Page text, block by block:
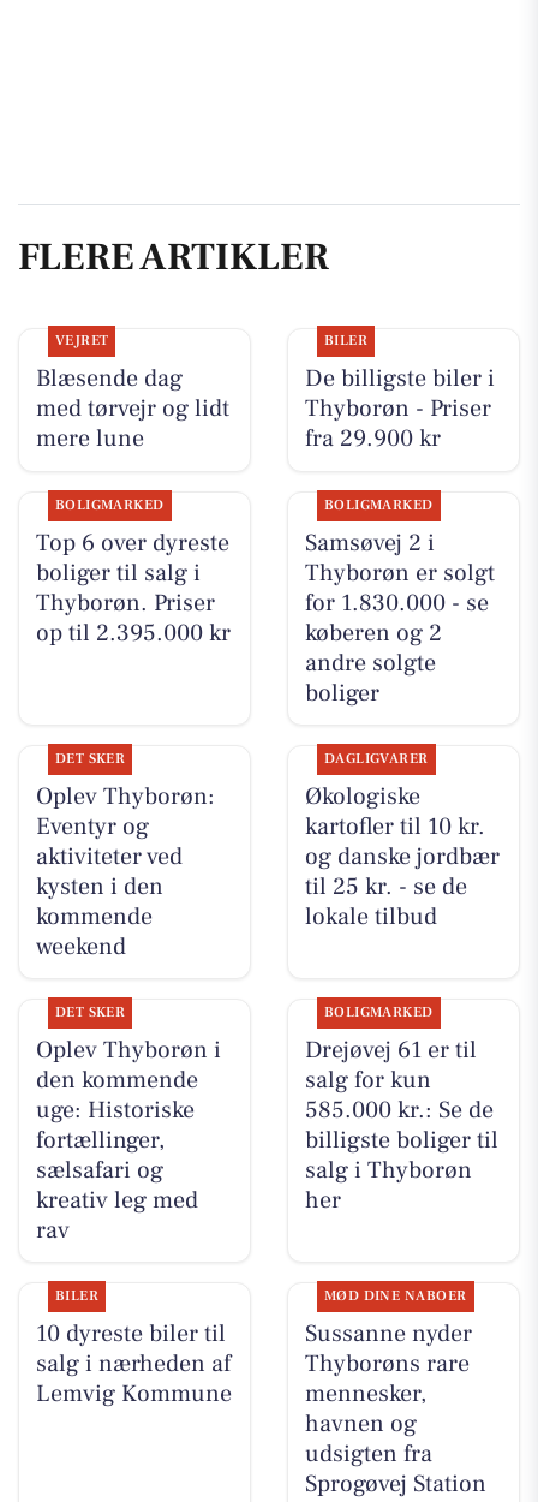
FLERE ARTIKLER
VEJRET
Blæsende dag
med tørvejr og lidt
mere lune
BILER
De billigste biler i
Thyborøn - Priser
fra 29.900 kr
BOLIGMARKED
Top 6 over dyreste
boliger til salg i
Thyborøn. Priser
op til 2.395.000 kr
BOLIGMARKED
Samsøvej 2 i
Thyborøn er solgt
for 1.830.000 - se
køberen og 2
andre solgte
boliger
DET SKER
Oplev Thyborøn:
Eventyr og
aktiviteter ved
kysten i den
kommende
weekend
DAGLIGVARER
Økologiske
kartofler til 10 kr.
og danske jordbær
til 25 kr. - se de
lokale tilbud
DET SKER
Oplev Thyborøn i
den kommende
uge: Historiske
fortællinger,
sælsafari og
kreativ leg med
rav
BOLIGMARKED
Drejøvej 61 er til
salg for kun
585.000 kr.: Se de
billigste boliger til
salg i Thyborøn
her
BILER
10 dyreste biler til
salg i nærheden af
Lemvig Kommune
MØD DINE NABOER
Sussanne nyder
Thyborøns rare
mennesker,
havnen og
udsigten fra
Sprogøvej Station